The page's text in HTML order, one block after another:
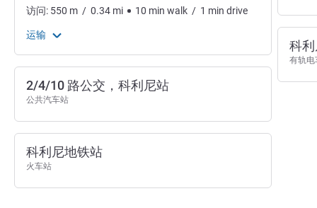
访问: 550 m / 0.34 mi 10 min walk / 1 min drive
运输
2/4/10 路公交，科利尼站
公共汽车站
科利尼地铁站
火车站
科
有轨电